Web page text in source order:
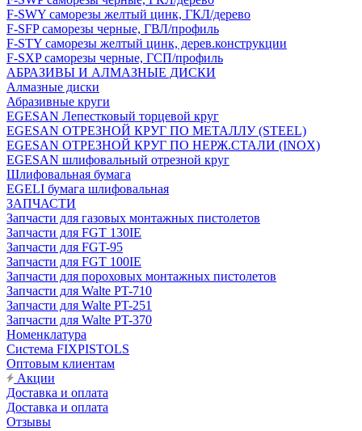
F-SWY саморезы желтый цинк, ГКЛ/дерево
F-SFP саморезы черные, ГВЛ/профиль
F-STY саморезы желтый цинк, дерев.конструкции
F-SXP саморезы черные, ГСП/профиль
АБРАЗИВЫ И АЛМАЗНЫЕ ДИСКИ
Алмазные диски
Абразивные круги
EGESAN Лепестковый торцевой круг
EGESAN ОТРЕЗНОЙ КРУГ ПО МЕТАЛЛУ (STEEL)
EGESAN ОТРЕЗНОЙ КРУГ ПО НЕРЖ.СТАЛИ (INOX)
EGESAN шлифовальный отрезной круг
Шлифовальная бумага
EGELI бумага шлифовальная
ЗАПЧАСТИ
Запчасти для газовых монтажных пистолетов
Запчасти для FGT 130IE
Запчасти для FGT-95
Запчасти для FGT 100IE
Запчасти для пороховых монтажных пистолетов
Запчасти для Walte PT-710
Запчасти для Walte PT-251
Запчасти для Walte PT-370
Номенклатура
Система FIXPISTOLS
Оптовым клиентам
Акции
Доставка и оплата
Доставка и оплата
Отзывы